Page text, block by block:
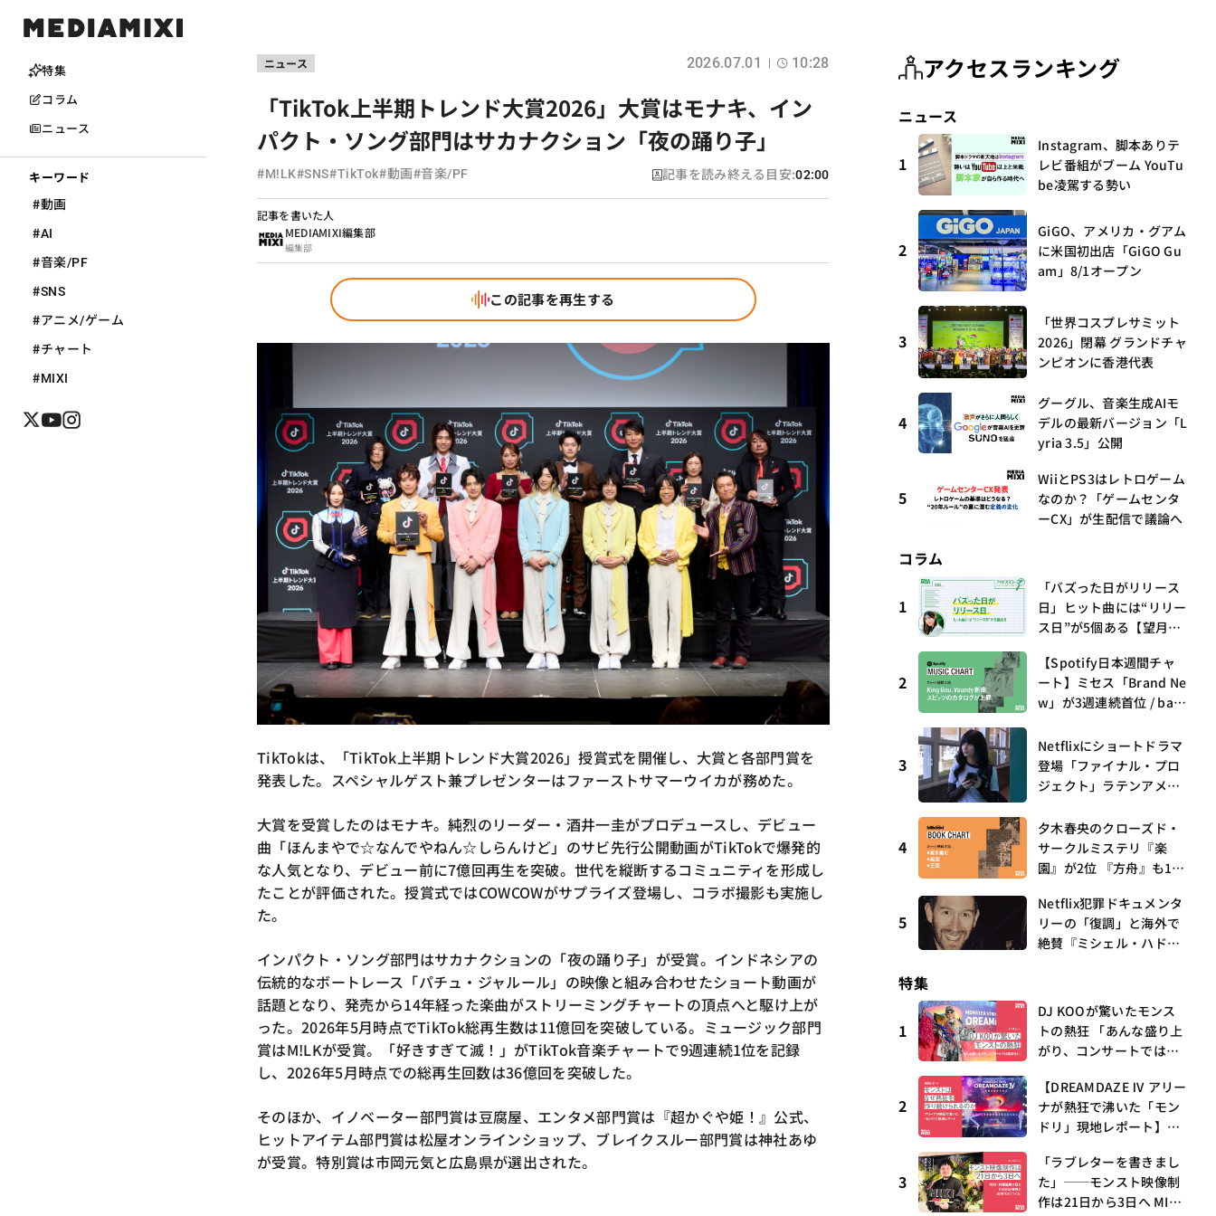
特集
コラム
ニュース
キーワード
#動画
#AI
#音楽/PF
#SNS
#アニメ/ゲーム
#チャート
#MIXI
ニュース 2026.07.01 10:28
「TikTok上半期トレンド大賞2026」大賞はモナキ、イン
パクト・ソング部門はサカナクション「夜の踊り子」
#M!LK#SNS#TikTok#動画#音楽/PF 記事を読み終える目安:02:00
記事を書いた人
MEDIAMIXI編集部
編集部
この記事を再生する
TikTokは、「TikTok上半期トレンド大賞2026」授賞式を開催し、大賞と各部門賞を
発表した。スペシャルゲスト兼プレゼンターはファーストサマーウイカが務めた。
大賞を受賞したのはモナキ。純烈のリーダー・酒井一圭がプロデュースし、デビュー
曲「ほんまやで☆なんでやねん☆しらんけど」のサビ先行公開動画がTikTokで爆発的
な人気となり、デビュー前に7億回再生を突破。世代を縦断するコミュニティを形成し
たことが評価された。授賞式ではCOWCOWがサプライズ登場し、コラボ撮影も実施し
た。
インパクト・ソング部門はサカナクションの「夜の踊り子」が受賞。インドネシアの
伝統的なボートレース「パチュ・ジャルール」の映像と組み合わせたショート動画が
話題となり、発売から14年経った楽曲がストリーミングチャートの頂点へと駆け上が
った。2026年5月時点でTikTok総再生数は11億回を突破している。ミュージック部門
賞はM!LKが受賞。「好きすぎて滅！」がTikTok音楽チャートで9週連続1位を記録
し、2026年5月時点での総再生回数は36億回を突破した。
そのほか、イノベーター部門賞は豆腐屋、エンタメ部門賞は『超かぐや姫！』公式、
ヒットアイテム部門賞は松屋オンラインショップ、ブレイクスルー部門賞は神社あゆ
が受賞。特別賞は市岡元気と広島県が選出された。
アクセスランキング
ニュース
1
Instagram、脚本ありテ
レビ番組がブーム YouTu
be凌駕する勢い
2
GiGO、アメリカ・グアム
に米国初出店「GiGO Gu
am」8/1オープン
3
「世界コスプレサミット
2026」閉幕 グランドチャ
ンピオンに香港代表
4
グーグル、音楽生成AIモ
デルの最新バージョン「L
yria 3.5」公開
5
WiiとPS3はレトロゲーム
なのか？「ゲームセンタ
ーCX」が生配信で議論へ
コラム
1
「バズった日がリリース
日」ヒット曲には“リリー
ス日”が5個ある【望月優
3】
2
【Spotify日本週間チャ
ート】ミセス「Brand Ne
w」が3週連続首位 / bac
曲、King Gnu新曲「GO
GHOST」が初登場〜集計
期間：2026年7/24〜7/30
3
Netflixにショートドラマ
登場「ファイナル・プロ
ジェクト」ラテンアメリ
第17回 観たいものが多
すぎる～稲垣貴俊の配信
時評
4
夕木春央のクローズド・
サークルミステリ『楽
園』が2位 『方舟』も10
ード文芸チャート解説】
5
Netflix犯罪ドキュメンタ
リーの「復調」と海外で
絶賛『ミシェル・ハドリ
すぎる～稲垣貴俊の配信
時評
特集
1
DJ KOOが驚いたモンス
トの熱狂 「あんな盛り上
がり、コンサートでは絶
2
【DREAMDAZE Ⅳ アリー
ナが熱狂で沸いた「モン
ドリ」現地レポート】モ
続けられるのか？コラボ
初の“真獣神化”やDJ KO
O、てつや、兎田ぺこ
3
「ラブレターを書きまし
た」──モンスト映像制
作は21日から3日へ MIX